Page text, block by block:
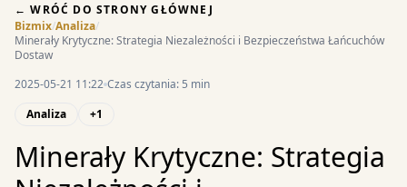
← WRÓĆ DO STRONY GŁÓWNEJ
Bizmix/Analiza/
Minerały Krytyczne: Strategia Niezależności i Bezpieczeństwa Łańcuchów
Dostaw
2025-05-21 11:22 Czas czytania: 5 min
Analiza
+1
Minerały Krytyczne: Strategia